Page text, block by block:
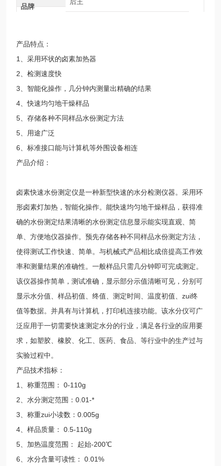
品牌
产品特点：
1、采用环状的卤素加热器
2、检测速度快
3、智能化操作，几分钟内测量出精确的结果
4、快速均匀地干燥样品
5、存储各种不同样品水份测定方法
5、用途广泛
6、标准接口能与计算机等外围设备相连
产品介绍：
卤素快速水份测定仪是一种新型快速的水分检测仪器。采用环
形卤素灯加热，智能化操作。能快速均匀地干燥样品，获得准
确的水份测定结果清晰的水份测定信息显示能实现直观、简
单、方便地仪器操作。预先存储各种不同样品水份测定方法，
使得测试工作快速、简单。与机械式产品相比成倍提高工作效
率和测量结果的准确性。一般样品只需几分钟即可完成测定。
该仪器操作简单，测试准确，显示部分示值清晰可见，分别可
显示水分值、样品初值、终值、测定时间、温度初值、zui终
值等数据。并具有与计算机，打印机连接功能。该水分仪可广
泛应用于一切需要快速测定水分的行业，满足各行业的应用要
求，如塑胶、橡胶、化工、医药、食品、等行业中的生产过与
实验过程中。
产品技术指标：
1、称重范围： 0-110g
2、水分测定范围：0.01-*
3、称重zui小读数：0.005g
4、样品质量： 0.5-110g
5、加热温度范围： 起始-200℃
6、水分含量可读性： 0.01%